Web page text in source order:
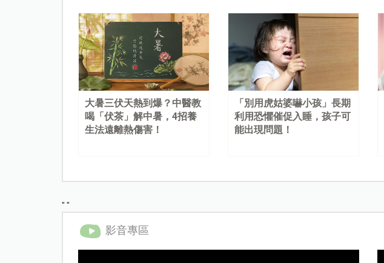
大暑三伏天熱到爆？中醫教
喝「伏茶」解中暑，4招養
生法遠離熱傷害！
「別用虎姑婆嚇小孩」長期
利用恐懼催促入睡，孩子可
能出現問題！
" "
影音專區